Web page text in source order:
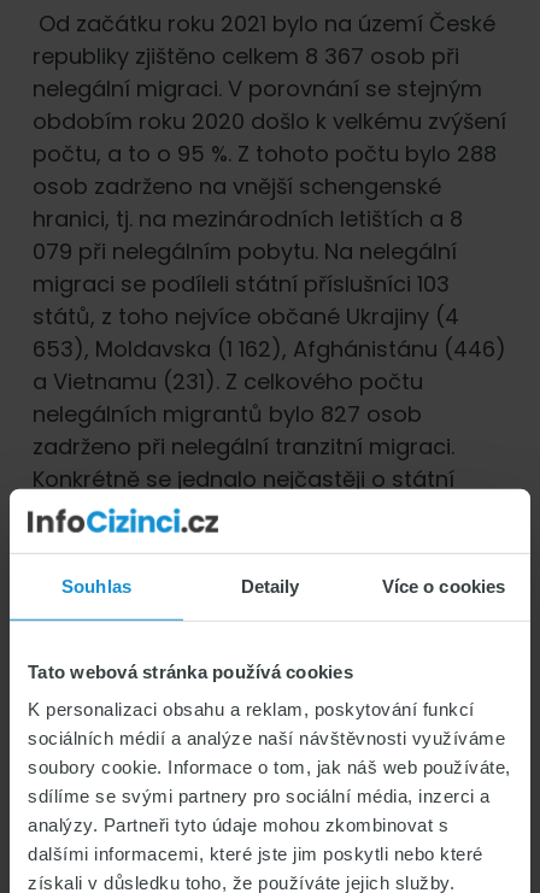
Souhlas Detaily Více o cookies
Tato webová stránka používá cookies
K personalizaci obsahu a reklam, poskytování funkcí
sociálních médií a analýze naší návštěvnosti využíváme
soubory cookie. Informace o tom, jak náš web používáte,
sdílíme se svými partnery pro sociální média, inzerci a
analýzy. Partneři tyto údaje mohou zkombinovat s
dalšími informacemi, které jste jim poskytli nebo které
získali v důsledku toho, že používáte jejich služby.
Od začátku roku 2021 bylo na území České
republiky zjištěno celkem 8 367 osob při
nelegální migraci. V porovnání se stejným
obdobím roku 2020 došlo k velkému zvýšení
počtu, a to o 95 %. Z tohoto počtu bylo 288
osob zadrženo na vnější schengenské
hranici, tj. na mezinárodních letištích a 8
079 při nelegálním pobytu. Na nelegální
migraci se podíleli státní příslušníci 103
států, z toho nejvíce občané Ukrajiny (4
653), Moldavska (1 162), Afghánistánu (446)
a Vietnamu (231). Z celkového počtu
nelegálních migrantů bylo 827 osob
zadrženo při nelegální tranzitní migraci.
Konkrétně se jednalo nejčastěji o státní
příslušníky Afghánistánu (434), Sýrie (120),
Aktuální situace v České republice
NÁVRATY
V roce 2021 (k 30. září) odcestovalo z
České republiky do země původu v rámci
programu asistovaných dobrovolných